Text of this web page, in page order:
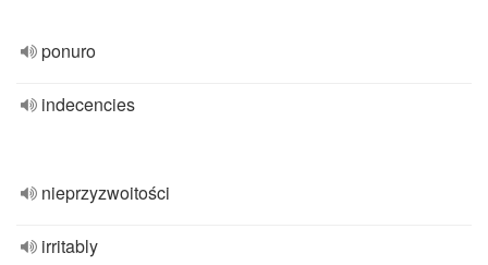
ponuro
indecencies
nieprzyzwoitości
irritably